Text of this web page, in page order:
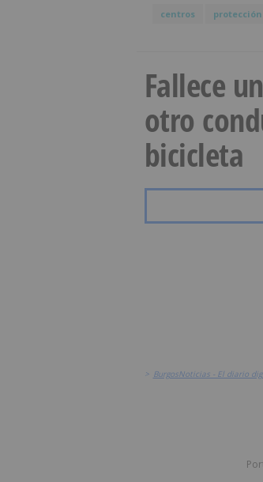
centros
protección
Fallece
otro
bicicleta
> BurgosNoticias - El diario